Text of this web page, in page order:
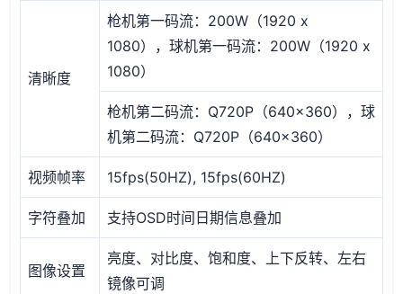
清晰度
枪机第一码流：200W（1920 x
1080），球机第一码流：200W（1920 x
1080）
枪机第二码流：Q720P（640x360），球
机第二码流：Q720P（640x360）
视频帧率 15fps(50HZ), 15fps(60HZ)
字符叠加 支持OSD时间日期信息叠加
图像设置
亮度、对比度、饱和度、上下反转、左右
镜像可调